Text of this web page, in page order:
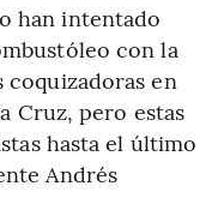
han intentado
con la
en
Cruz, pero estas
hasta el último
Andrés